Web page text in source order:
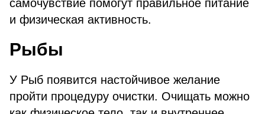
самочувствие помогут правильное питание
и физическая активность.
Рыбы
У Рыб появится настойчивое желание
пройти процедуру очистки. Очищать можно